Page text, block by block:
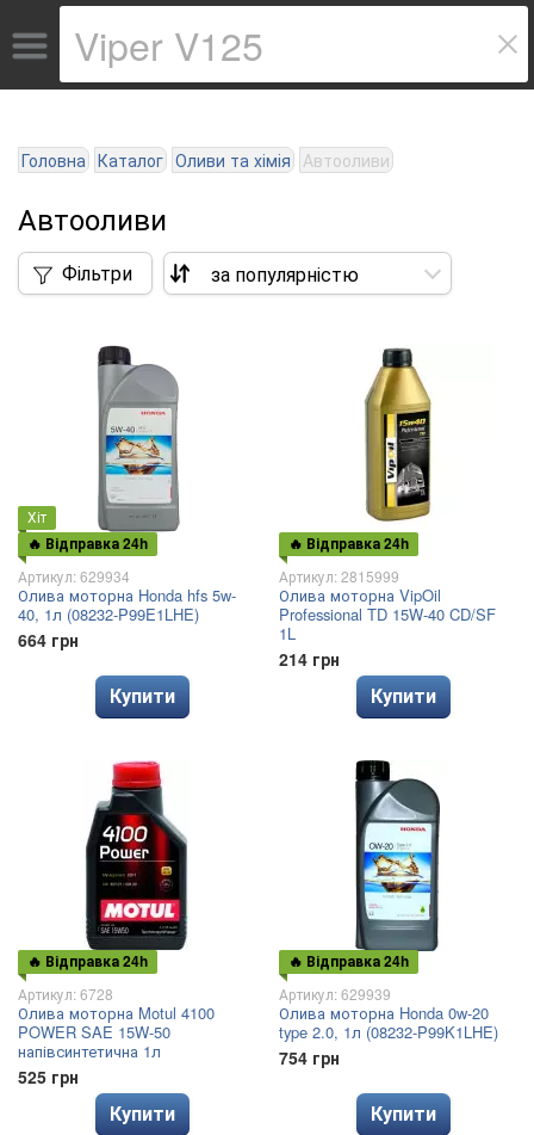
Головна Каталог Оливи та хімія Автооливи
Автооливи
Фільтри
Хіт
🔥 Відправка 24h
Артикул: 629934
Олива моторна Honda hfs 5w-
40, 1л (08232-P99E1LHE)
664 грн
Купити
🔥 Відправка 24h
Артикул: 2815999
Олива моторна VipOil
Professional TD 15W-40 CD/SF
1L
214 грн
Купити
🔥 Відправка 24h
Артикул: 6728
Олива моторна Motul 4100
POWER SAE 15W-50
напівсинтетична 1л
525 грн
Купити
🔥 Відправка 24h
Артикул: 629939
Олива моторна Honda 0w-20
type 2.0, 1л (08232-P99K1LHE)
754 грн
Купити